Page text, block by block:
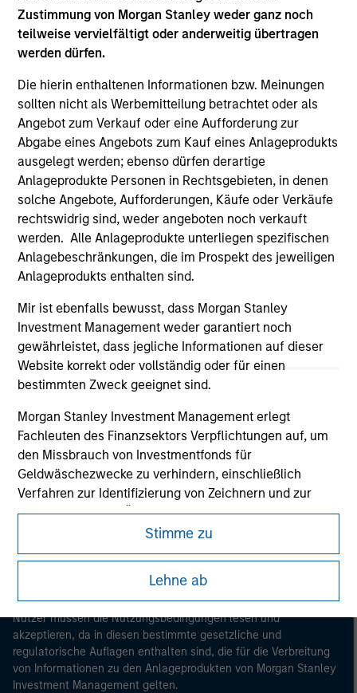
Zustimmung von Morgan Stanley weder ganz noch
teilweise vervielfältigt oder anderweitig übertragen
werden dürfen.
Die hierin enthaltenen Informationen bzw. Meinungen
sollten nicht als Werbemitteilung betrachtet oder als
Angebot zum Verkauf oder eine Aufforderung zur
Abgabe eines Angebots zum Kauf eines Anlageprodukts
ausgelegt werden; ebenso dürfen derartige
Anlageprodukte Personen in Rechtsgebieten, in denen
solche Angebote, Aufforderungen, Käufe oder Verkäufe
rechtswidrig sind, weder angeboten noch verkauft
werden. Alle Anlageprodukte unterliegen spezifischen
Anlagebeschränkungen, die im Prospekt des jeweiligen
Anlageprodukts enthalten sind.
Mir ist ebenfalls bewusst, dass Morgan Stanley
Investment Management weder garantiert noch
gewährleistet, dass jegliche Informationen auf dieser
Website korrekt oder vollständig oder für einen
bestimmten Zweck geeignet sind.
Morgan Stanley Investment Management erlegt
Fachleuten des Finanzsektors Verpflichtungen auf, um
den Missbrauch von Investmentfonds für
Geldwäschezwecke zu verhindern, einschließlich
Verfahren zur Identifizierung von Zeichnern und zur
Durchführung von Überprüfungen und anderen
relevanten Sicherheitskontrollen.
Ich erkenne an, dass kein Unternehmen von Morgan
Stanley Investment Management bzw. kein
verbundenes Unternehmen für Verluste haftet, die
direkt oder indirekt durch den Zugriff auf Informationen
infolge meiner falschen oder fehlerhaften Angaben
entstehen. Durch die Annahme dieser Erklärungen
bestätige ich ebenfalls mein Einverständnis mit
Stimme zu
Lehne ab
The information on this page is for informational
purposes only. The information contained herein does
not constitute and should not be construed as an
solicitation of an offer to buy any securities in any
jurisdiction in which such offer or solicitation,
purchase or sale would be unlawful under the
securities, insurance or other laws of such jurisdiction.
All investing involves risks, including a loss of principal.
Please refer to the strategy detail page for important
information on the strategy, including additional risk
considerations.
Morgan Stanley
Morgan Stanley Careers
Dieses Dokument ist ein Marketingdokument.
Nutzer müssen die Nutzungsbedingungen lesen und
akzeptieren, da in diesen bestimmte gesetzliche und
regulatorische Auflagen enthalten sind, die für die Verbreitung
von Informationen zu den Anlageprodukten von Morgan Stanley
Investment Management gelten.